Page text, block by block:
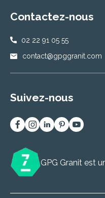
Contactez-nous
02 22 91 05 55
contact@gpggranit.com
Suivez-nous
GPG Granit est